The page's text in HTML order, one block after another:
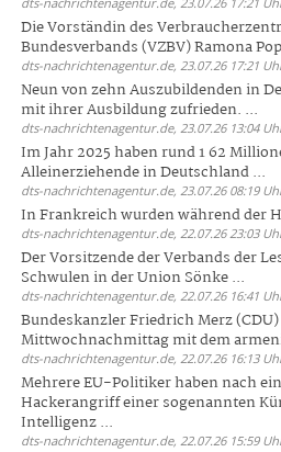
Die Vorständin des
Bundesverbands (VZBV) Ramona
dts-nachrichtenagentur.de, 23.07.26 17:21
Neun von zehn Auszubildenden in
mit ihrer Ausbildung zufrieden. ...
dts-nachrichtenagentur.de, 23.07.26 13:04
Im Jahr 2025 haben rund 1 62
Alleinerziehende in Deutschland ...
dts-nachrichtenagentur.de, 23.07.26 08:19
In Frankreich wurden während der
dts-nachrichtenagentur.de, 22.07.26 23:03
Der Vorsitzende der Verbands der
Schwulen in der Union Sönke ...
dts-nachrichtenagentur.de, 22.07.26 16:41
Bundeskanzler Friedrich Merz
Mittwochnachmittag mit dem
dts-nachrichtenagentur.de, 22.07.26 16:13
Mehrere EU-Politiker haben nach
Hackerangriff einer sogenannten
Intelligenz ...
dts-nachrichtenagentur.de, 22.07.26 15:59